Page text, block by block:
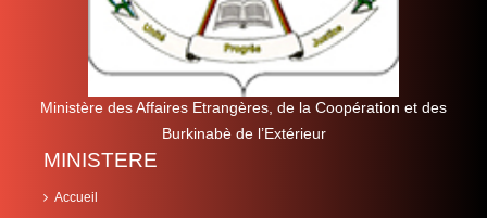
Ministère des Affaires Etrangères, de la Coopération et des
Burkinabè de l’Extérieur
MINISTERE
Accueil